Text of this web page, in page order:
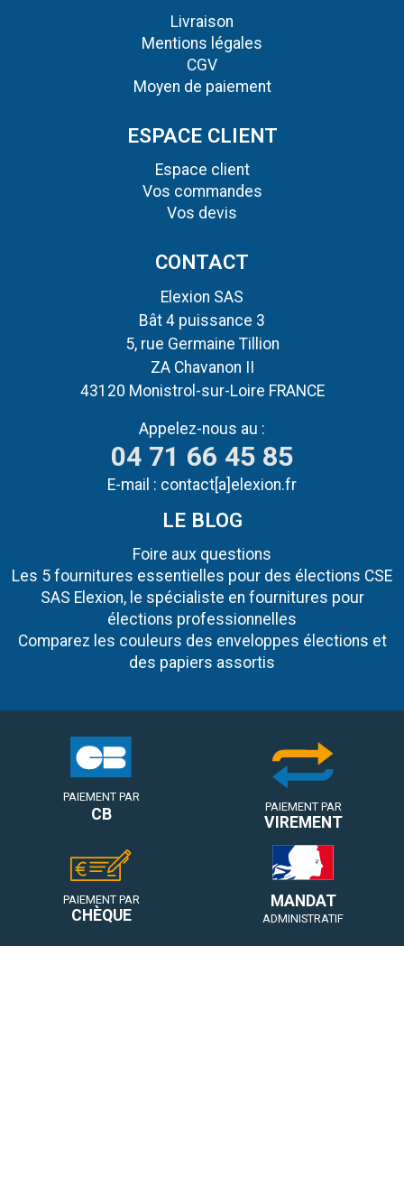
Livraison
Mentions légales
CGV
Moyen de paiement
ESPACE CLIENT
Espace client
Vos commandes
Vos devis
CONTACT
Elexion SAS
Bât 4 puissance 3
5, rue Germaine Tillion
ZA Chavanon II
43120 Monistrol-sur-Loire FRANCE
Appelez-nous au :
04 71 66 45 85
E-mail : contact[a]elexion.fr
LE BLOG
Foire aux questions
Les 5 fournitures essentielles pour des élections CSE
SAS Elexion, le spécialiste en fournitures pour
élections professionnelles
Comparez les couleurs des enveloppes élections et
des papiers assortis
PAIEMENT PAR
CB PAIEMENT PAR
VIREMENT
PAIEMENT PAR
CHÈQUE
MANDAT
ADMINISTRATIF